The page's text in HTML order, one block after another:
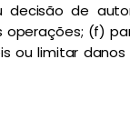
de
(f)
ou limitar